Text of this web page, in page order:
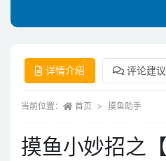
详情介绍 评论建议
当前位置： 首页 摸鱼助手
摸鱼小妙招之